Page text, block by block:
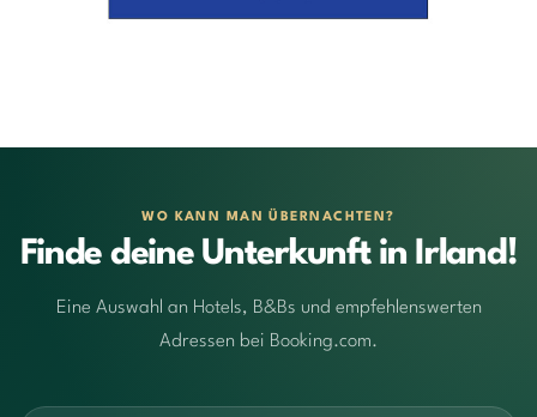
WO KANN MAN ÜBERNACHTEN?
Finde deine Unterkunft in Irland!
Eine Auswahl an Hotels, B&Bs und empfehlenswerten
Adressen bei Booking.com.